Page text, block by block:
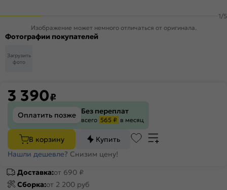
1/5
Изображение может немного отличаться от оригинала.
Фотографии покупателей
Загрузить
фото
3 390₽
Оплатить позже Без переплат
всего 565 ₽ в месяц
В корзину
Купить
Нашли дешевле? Снизим цену!
Доставка:от 690 ₽
Сборка:от 2 200 руб